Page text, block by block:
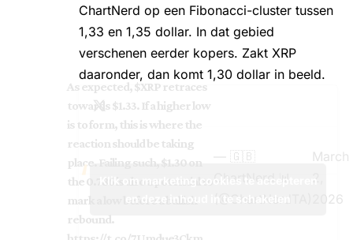
ChartNerd op een Fibonacci-cluster tussen
1,33 en 1,35 dollar. In dat gebied
verschenen eerder kopers. Zakt XRP
daaronder, dan komt 1,30 dollar in beeld.
As expected,$XRP retraces
towards $1.33. If a higher low
is to form, this is where the
reaction should be taking
place. Failing such, $1.30 on
the 0.786 is also a potential to
mark a low before a bullish
rebound.
— 🇬🇧
ChartNerd 📊
(@ChartNerdTA)
March
2,
2026
Klik om marketing cookies te accepteren
en deze inhoud in te schakelen